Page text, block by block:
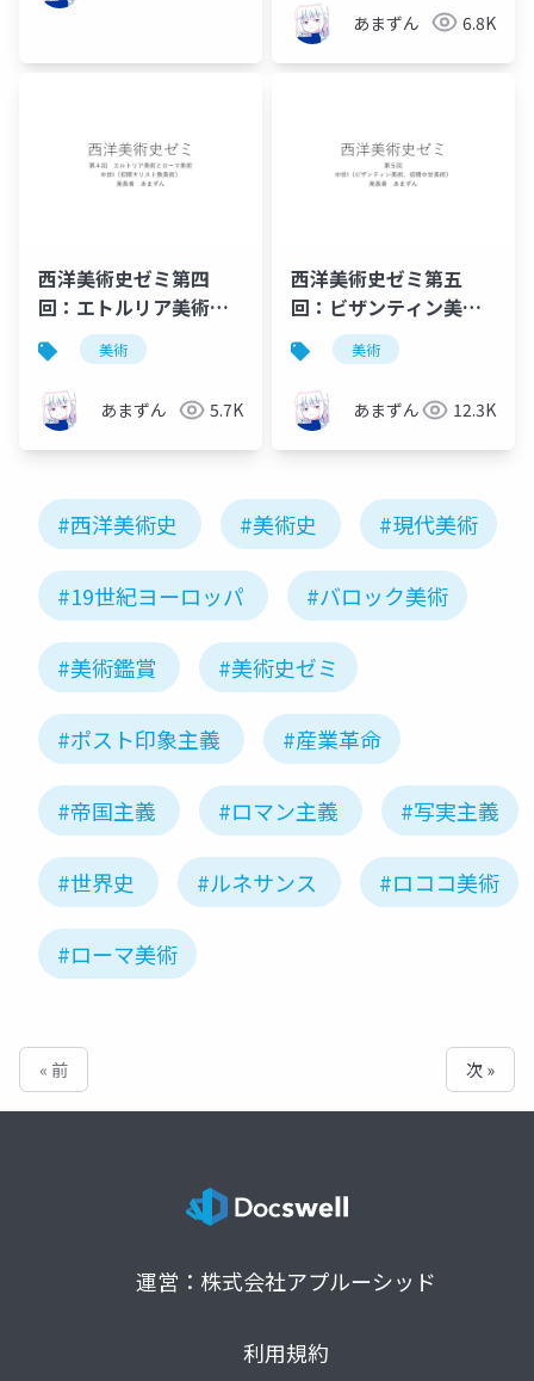
あまずん 6.8K
西洋美術史ゼミ第四
回：エトルリア美術と
ローマ美術
美術
あまずん 5.7K
西洋美術史ゼミ第五
回：ビザンティン美術
と初期中世美術
美術
あまずん 12.3K
#西洋美術史 #美術史 #現代美術
#19世紀ヨーロッパ #バロック美術
#美術鑑賞 #美術史ゼミ
#ポスト印象主義 #産業革命
#帝国主義 #ロマン主義 #写実主義
#世界史 #ルネサンス #ロココ美術
#ローマ美術
« 前 次 »
運営：株式会社アプルーシッド
利用規約